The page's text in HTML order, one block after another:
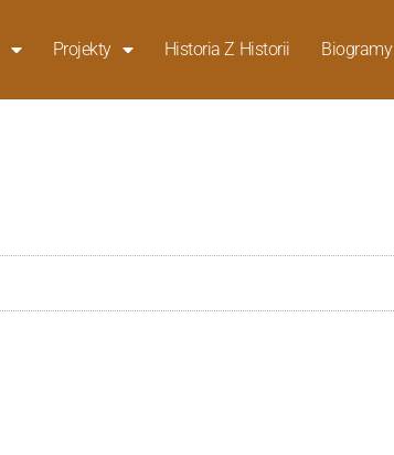
Projekty Historia Z Historii Biogramy